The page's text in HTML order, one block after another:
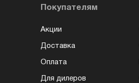
Покупателям
Акции
Доставка
Оплата
Для дилеров